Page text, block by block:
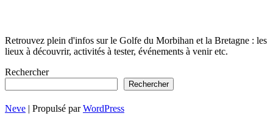
Retrouvez plein d'infos sur le Golfe du Morbihan et la Bretagne : les
lieux à découvrir, activités à tester, événements à venir etc.
Rechercher
Rechercher
Neve | Propulsé parWordPress